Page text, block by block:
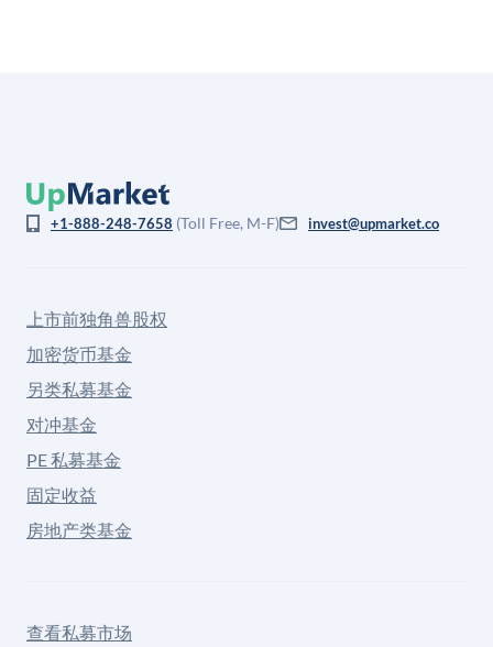
+1-888-248-7658 (Toll Free, M-F) invest@upmarket.co
上市前独角兽股权
加密货币基金
另类私募基金
对冲基金
PE 私募基金
固定收益
房地产类基金
查看私募市场